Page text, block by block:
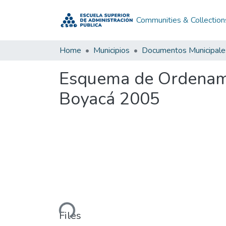
Communities &
Home Municipios Documentos
Esquema de
Boyacá 2005
Loading...
Files